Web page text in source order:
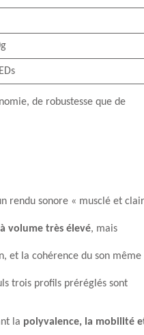
de robustesse que de
rendu sonore « musclé et clair
volume très élevé, mais
et la cohérence du son même
trois profils préréglés sont
la polyvalence, la mobilité